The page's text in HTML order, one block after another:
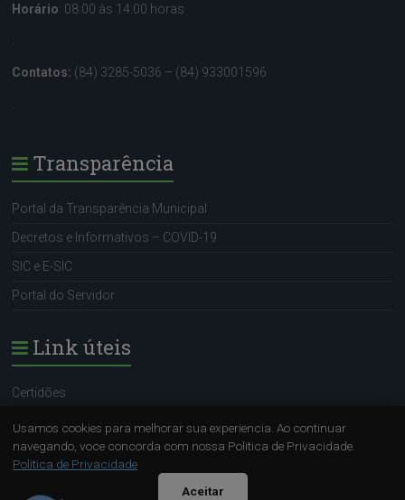
Horário: 08:00 às 14:00 horas
Contatos: (84) 3285-5036 – (84) 933001596
Transparência
Portal da Transparência Municipal
Decretos e Informativos – COVID-19
SIC e E-SIC
Portal do Servidor
Link úteis
Certidões
Portal do Servidor
SIC e E-SIC
Usamos cookies para melhorar sua experiencia. Ao continuar
navegando, voce concorda com nossa Politica de Privacidade.
Politica de Privacidade
Aceitar